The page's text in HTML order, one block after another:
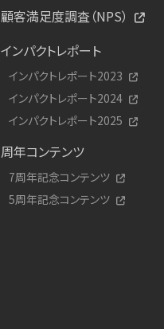
顧客満足度調査（NPS）
インパクトレポート
インパクトレポート2023
インパクトレポート2024
インパクトレポート2025
周年コンテンツ
7周年記念コンテンツ
5周年記念コンテンツ